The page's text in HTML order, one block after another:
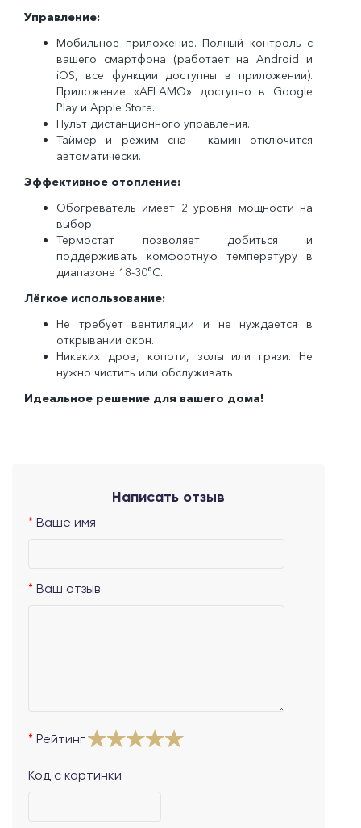
Управление:
Мобильное приложение. Полный контроль с
вашего смартфона (работает на Android и
iOS, все функции доступны в приложении).
Приложение «AFLAMO» доступно в Google
Play и Apple Store.
Пульт дистанционного управления.
Таймер и режим сна - камин отключится
автоматически.
Эффективное отопление:
Обогреватель имеет 2 уровня мощности на
выбор.
Термостат позволяет добиться и
поддерживать комфортную температуру в
диапазоне 18-30°C.
Лёгкое использование:
Не требует вентиляции и не нуждается в
открывании окон.
Никаких дров, копоти, золы или грязи. Не
нужно чистить или обслуживать.
Идеальное решение для вашего дома!
Написать отзыв
Ваше имя
Ваш отзыв
Рейтинг
Код с картинки